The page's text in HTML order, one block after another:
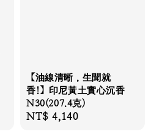
【油線清晰，生聞就
香!】印尼黃土實心沉香
N30(207.4克)
Regular
NT$ 4,140